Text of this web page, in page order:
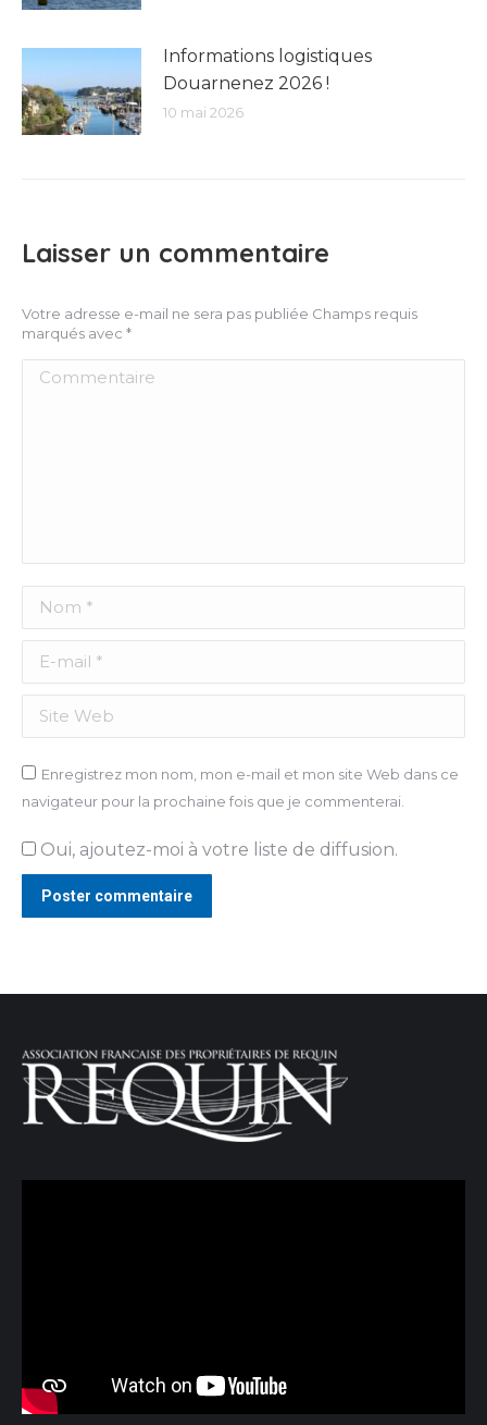
Informations logistiques
Douarnenez 2026 !
10 mai 2026
Laisser un commentaire
Votre adresse e-mail ne sera pas publiée Champs requis
marqués avec *
Commentaire
Nom *
E-mail *
Site Web
Enregistrez mon nom, mon e-mail et mon site Web dans ce
navigateur pour la prochaine fois que je commenterai.
Oui, ajoutez-moi à votre liste de diffusion.
Poster commentaire